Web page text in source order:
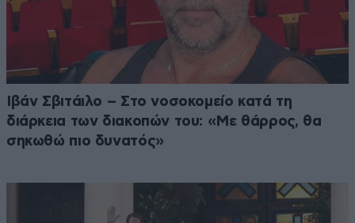
Ιβάν Σβιτάιλο – Στο νοσοκομείο κατά τη
διάρκεια των διακοπών του: «Με θάρρος, θα
σηκωθώ πιο δυνατός»